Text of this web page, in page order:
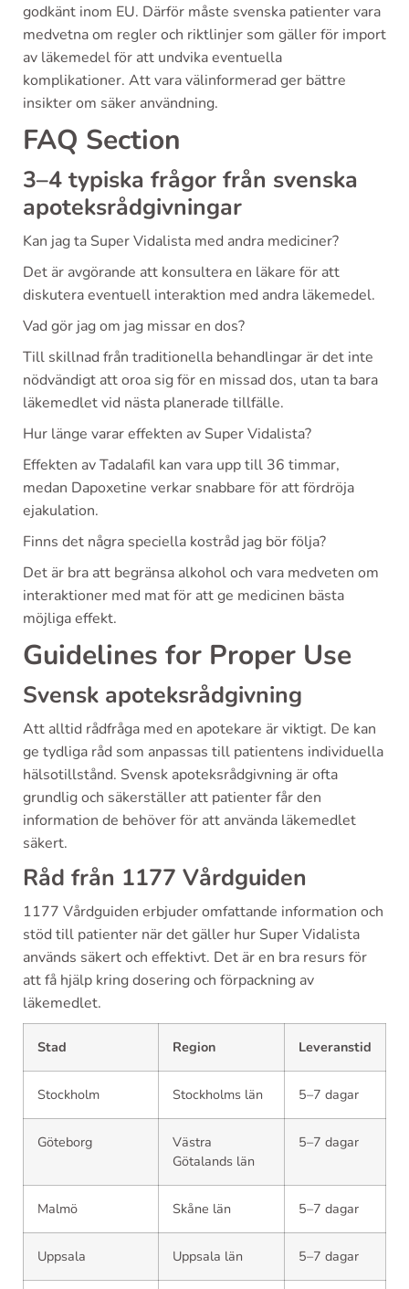
godkänt inom EU. Därför måste svenska patienter vara
medvetna om regler och riktlinjer som gäller för import
av läkemedel för att undvika eventuella
komplikationer. Att vara välinformerad ger bättre
insikter om säker användning.
FAQ Section
3–4 typiska frågor från svenska
apoteksrådgivningar
Kan jag ta Super Vidalista med andra mediciner?
Det är avgörande att konsultera en läkare för att
diskutera eventuell interaktion med andra läkemedel.
Vad gör jag om jag missar en dos?
Till skillnad från traditionella behandlingar är det inte
nödvändigt att oroa sig för en missad dos, utan ta bara
läkemedlet vid nästa planerade tillfälle.
Hur länge varar effekten av Super Vidalista?
Effekten av Tadalafil kan vara upp till 36 timmar,
medan Dapoxetine verkar snabbare för att fördröja
ejakulation.
Finns det några speciella kostråd jag bör följa?
Det är bra att begränsa alkohol och vara medveten om
interaktioner med mat för att ge medicinen bästa
möjliga effekt.
Guidelines for Proper Use
Svensk apoteksrådgivning
Att alltid rådfråga med en apotekare är viktigt. De kan
ge tydliga råd som anpassas till patientens individuella
hälsotillstånd. Svensk apoteksrådgivning är ofta
grundlig och säkerställer att patienter får den
information de behöver för att använda läkemedlet
säkert.
Råd från 1177 Vårdguiden
1177 Vårdguiden erbjuder omfattande information och
stöd till patienter när det gäller hur Super Vidalista
används säkert och effektivt. Det är en bra resurs för
att få hjälp kring dosering och förpackning av
läkemedlet.
Stad Region Leveranstid
Stockholm Stockholms län 5–7 dagar
Göteborg
Västra
Götalands län
5–7 dagar
Malmö Skåne län 5–7 dagar
Uppsala Uppsala län 5–7 dagar